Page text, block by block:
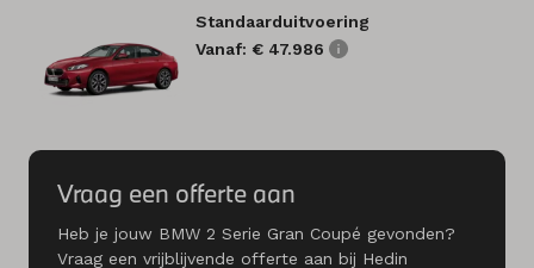
Standaarduitvoering
Vanaf: € 47.986
Vraag een offerte aan
Heb je jouw BMW 2 Serie Gran Coupé gevonden?
Vraag een vrijblijvende offerte aan bij Hedin